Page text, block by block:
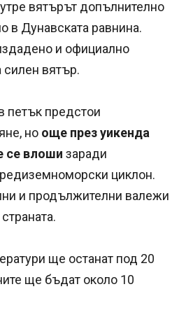
вятърът допълнително
в Дунавската равнина.
и официално
вятър.
петък предстои
но още през уикенда
се влоши заради
циклон.
и продължителни валежи
ще останат под 20
ще бъдат около 10